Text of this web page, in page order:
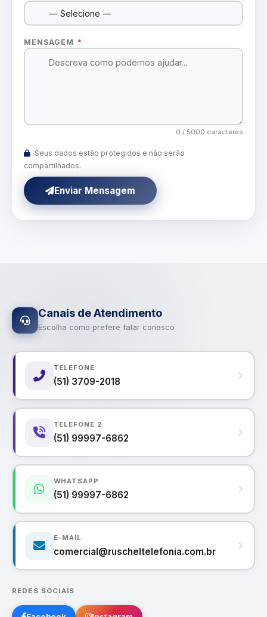
MENSAGEM *
0 / 5000 caracteres
Seus dados estão protegidos e não serão
compartilhados.
Enviar Mensagem
Canais de Atendimento
Escolha como prefere falar conosco
TELEFONE
(51) 3709-2018
TELEFONE 2
(51) 99997-6862
WHATSAPP
(51) 99997-6862
E-MAIL
comercial@ruscheltelefonia.com.br
REDES SOCIAIS